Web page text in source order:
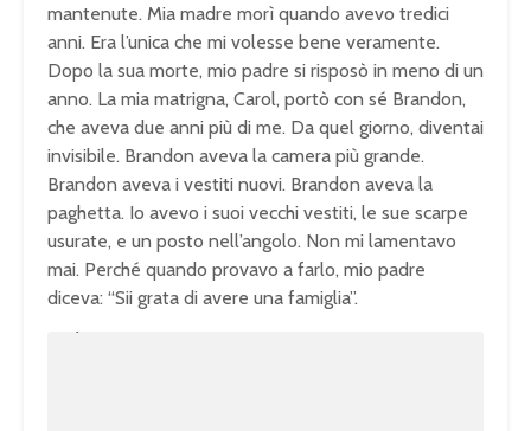
mantenute. Mia madre morì quando avevo tredici
anni. Era l’unica che mi volesse bene veramente.
Dopo la sua morte, mio padre si risposò in meno di un
anno. La mia matrigna, Carol, portò con sé Brandon,
che aveva due anni più di me. Da quel giorno, diventai
invisibile. Brandon aveva la camera più grande.
Brandon aveva i vestiti nuovi. Brandon aveva la
paghetta. Io avevo i suoi vecchi vestiti, le sue scarpe
usurate, e un posto nell’angolo. Non mi lamentavo
mai. Perché quando provavo a farlo, mio padre
diceva: “Sii grata di avere una famiglia”.